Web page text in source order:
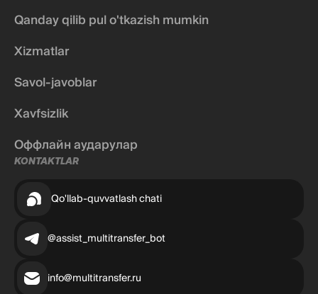
Qanday qilib pul o'tkazish mumkin
Xizmatlar
Savol-javoblar
Xavfsizlik
Оффлайн аударулар
KONTAKTLAR
Qo'llab-quvvatlash chati
@assist_multitransfer_bot
info@multitransfer.ru